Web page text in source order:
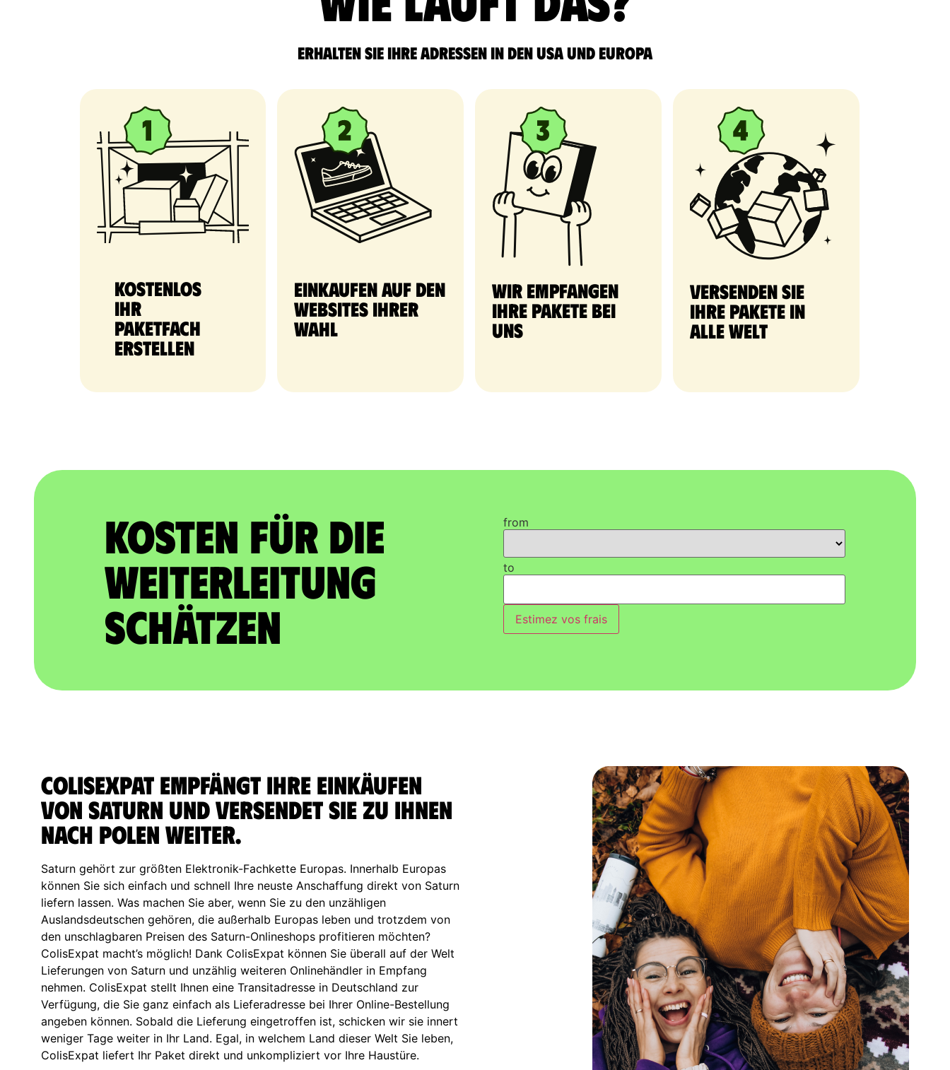
Erhalten Sie Ihre Adressen in den USA und Europa
Kostenlos
Ihr
Paketfach
erstellen
Einkaufen auf den
Websites Ihrer
Wahl
Wir empfangen
Ihre Pakete bei
uns
Versenden Sie
Ihre Pakete in
alle Welt
Kosten für die
Weiterleitung
schätzen
from
to
Estimez vos frais
ColisExpat empfängt Ihre Einkäufen
von Saturn und versendet sie zu Ihnen
nach Polen weiter.
Saturn gehört zur größten Elektronik-Fachkette Europas. Innerhalb Europas
können Sie sich einfach und schnell Ihre neuste Anschaffung direkt von Saturn
liefern lassen. Was machen Sie aber, wenn Sie zu den unzähligen
Auslandsdeutschen gehören, die außerhalb Europas leben und trotzdem von
den unschlagbaren Preisen des Saturn-Onlineshops profitieren möchten?
ColisExpat macht’s möglich! Dank ColisExpat können Sie überall auf der Welt
Lieferungen von Saturn und unzählig weiteren Onlinehändler in Empfang
nehmen. ColisExpat stellt Ihnen eine Transitadresse in Deutschland zur
Verfügung, die Sie ganz einfach als Lieferadresse bei Ihrer Online-Bestellung
angeben können. Sobald die Lieferung eingetroffen ist, schicken wir sie innert
weniger Tage weiter in Ihr Land. Egal, in welchem Land dieser Welt Sie leben,
ColisExpat liefert Ihr Paket direkt und unkompliziert vor Ihre Haustüre.